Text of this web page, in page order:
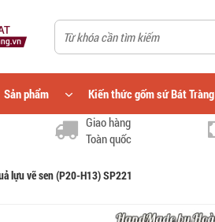
Sản phẩm Kiến thức gốm sứ Bát Tràng
Giao hàng
Toàn quốc
lựu vẽ sen (P20-H13) SP221